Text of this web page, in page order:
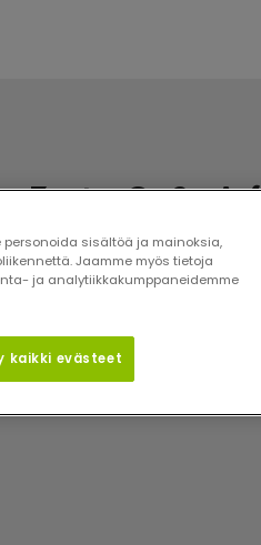
Zaptec Go 2 –
Kirjaudu sisään ja tilaa.
personoida sisältöä ja mainoksia,
Jaamme myös tietoja
ja analytiikkakumppaneidemme
kaikki evästeet